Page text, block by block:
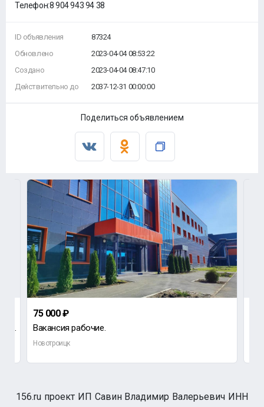
Телефон:8 904 943 94 38
ID объявления
Обновлено
Создано
Действительно до
87324
2023-04-04 08:53:22
2023-04-04 08:47:10
2037-12-31 00:00:00
Поделиться объявлением
ООО "Ремонтно-механический завод" приглашает на работу сверловщика.
75 000 ₽
Вакансия рабочие.
Новотроицк
156.ru проект ИП Савин Владимир Валерьевич ИНН